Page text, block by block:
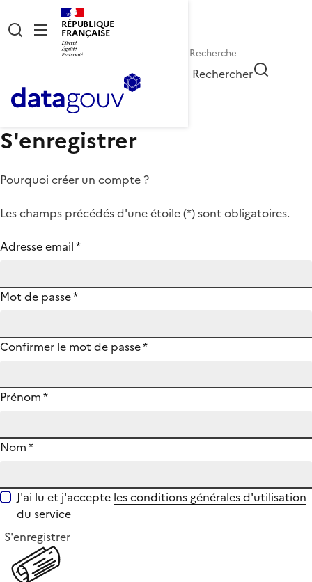
RÉPUBLIQUE
FRANÇAISE
Rechercher
S'enregistrer
Pourquoi créer un compte ?
Les champs précédés d'une étoile (*) sont obligatoires.
Adresse email*
Mot de passe*
Confirmer le mot de passe*
Prénom*
Nom*
J'ai lu et j'accepte les conditions générales d'utilisation
du service
S'enregistrer